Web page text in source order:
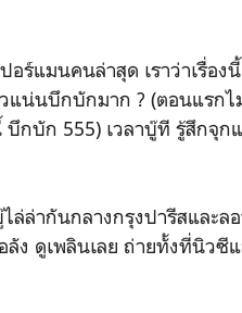
ร์แมนคนล่าสุด เราว่าเรื่อง
แน่นบึกบักมาก ? (ตอนแรกไ
บึกบัก 555) เวลาบู๊ที รู้สึกจุ
ล่ากันกลางกรุงปารีสและล
ง ดูเพลินเลย ถ่ายทั้งที่นิวซี